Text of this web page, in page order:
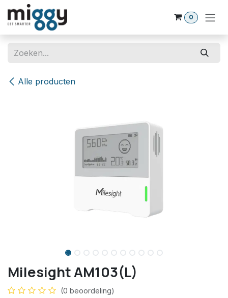
Overslaan naar inhoud
0
Alle producten
Milesight AM103(L)
(0 beoordeling)